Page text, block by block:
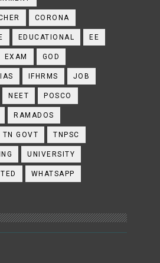
CORONA
EDUCATIONAL EE
EXAM GOD
IAS IFHRMS JOB
NEET POSCO
RAMADOS
TN GOVT TNPSC
UNIVERSITY
WHATSAPP